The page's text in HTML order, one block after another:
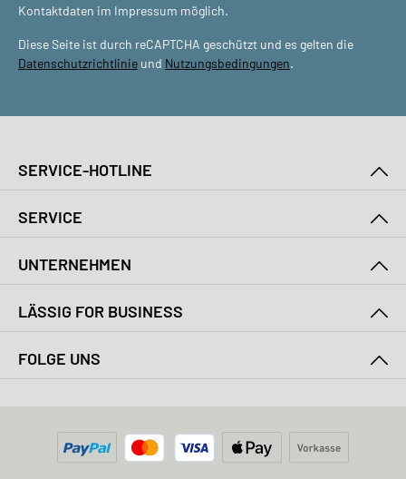
Kontaktdaten im Impressum möglich.
Diese Seite ist durch reCAPTCHA geschützt und es gelten die
Datenschutzrichtlinie und Nutzungsbedingungen.
SERVICE-HOTLINE
SERVICE
UNTERNEHMEN
LÄSSIG FOR BUSINESS
FOLGE UNS